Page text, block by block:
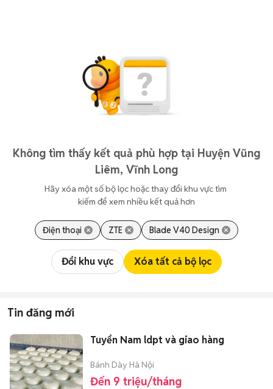
Không tìm thấy kết quả phù hợp tại Huyện Vũng
Liêm, Vĩnh Long
Hãy xóa một số bộ lọc hoặc thay đổi khu vực tìm
kiếm để xem nhiều kết quả hơn
Điện thoại ZTE Blade V40 Design
Đổi khu vực Xóa tất cả bộ lọc
Tin đăng mới
Tuyển Nam ldpt và giao hàng
Bánh Dày Hà Nội
Đến 9 triệu/tháng